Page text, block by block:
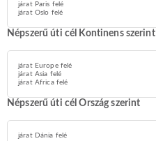
járat Paris felé
járat Oslo felé
Népszerű úti cél Kontinens szerint
járat Europe felé
járat Asia felé
járat Africa felé
Népszerű úti cél Ország szerint
járat Dánia felé